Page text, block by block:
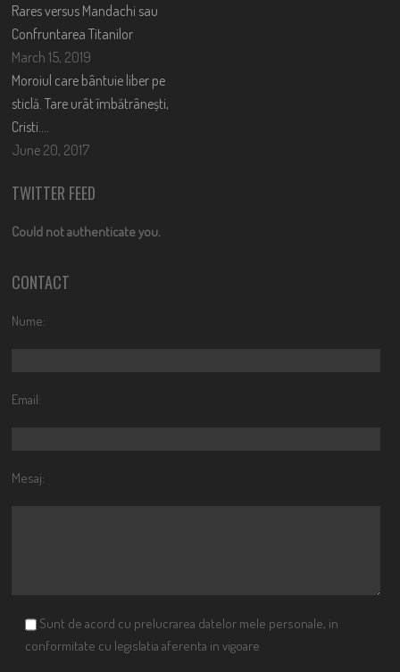
Rares versus Mandachi sau
Confruntarea Titanilor
March 15, 2019
Moroiul care bântuie liber pe
sticlă. Tare urât îmbătrânești,
Cristi….
June 20, 2017
TWITTER FEED
Could not authenticate you.
CONTACT
Nume:
Email:
Mesaj:
Sunt de acord cu prelucrarea datelor mele personale, in
conformitate cu legislatia aferenta in vigoare